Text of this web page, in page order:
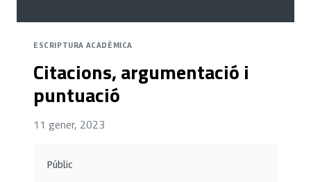
ESCRIPTURA ACADÈMICA
Citacions, argumentació i
puntuació
11 gener, 2023
Públic